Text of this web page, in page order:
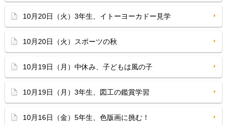
10月20日（火）3年生、イトーヨーカドー見学
10月20日（火）スポーツの秋
10月19日（月）中休み、子どもは風の子
10月19日（月）3年生、図工の鑑賞学習
10月16日（金）5年生、色版画に挑む！